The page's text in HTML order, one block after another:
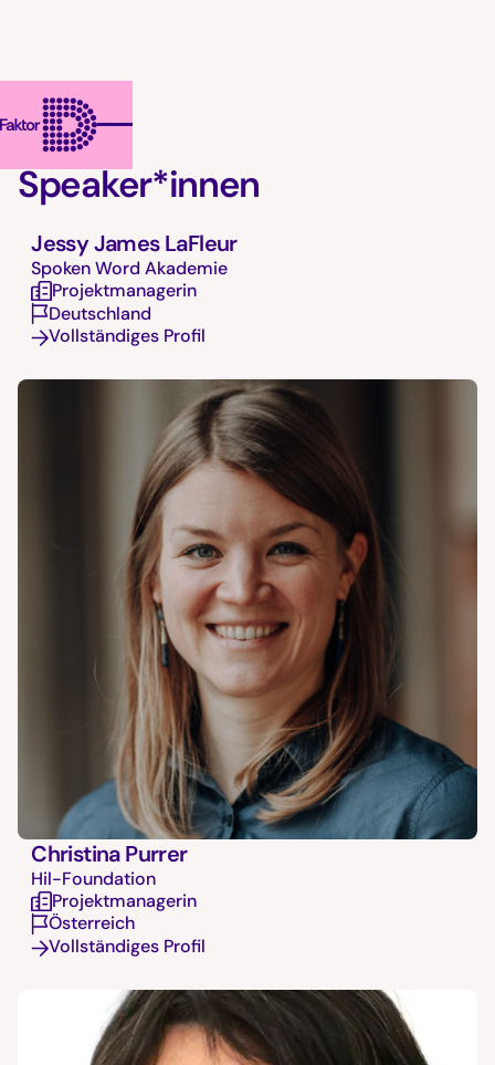
Speaker*innen
Jessy James LaFleur
Spoken Word Akademie
Projektmanagerin
Deutschland
Vollständiges Profil
Christina Purrer
Hil-Foundation
Projektmanagerin
Österreich
Vollständiges Profil